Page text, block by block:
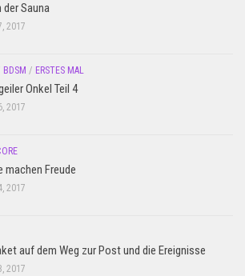
der Sauna
2017
BDSM / ERSTES MAL
Onkel Teil 4
2017
machen Freude
2017
auf dem Weg zur Post und die Ereignisse
2017